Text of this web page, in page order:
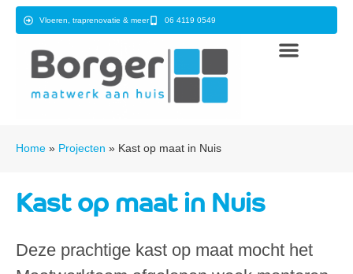
Vloeren, traprenovatie & meer 06 4119 0549
Home » Projecten » Kast op maat in Nuis
Kast op maat in Nuis
Deze prachtige kast op maat mocht het